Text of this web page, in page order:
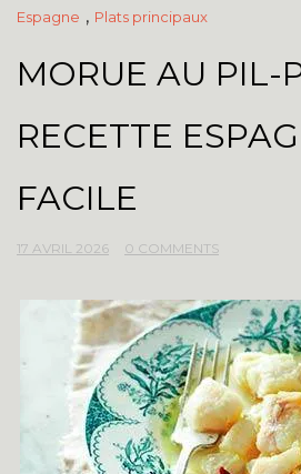
Espagne , Plats principaux
MORUE AU PIL-
RECETTE
FACILE
17 AVRIL 2026 0 COMMENTS